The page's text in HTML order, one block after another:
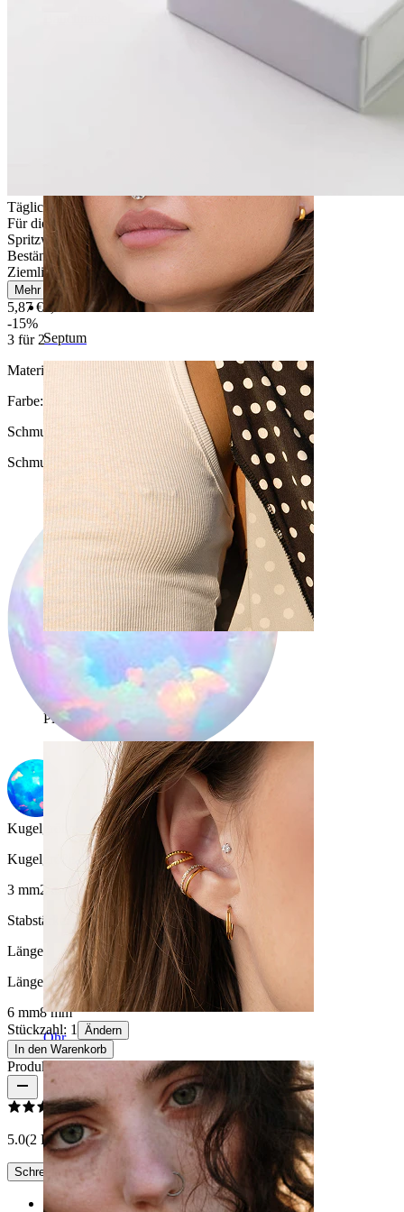
Septum
Brustwarzen
Shoppe nach Piercingart
Piercings
Ohr
Tägliches Tragen
Für die meisten Hauttypen
Spritzwassergeschützt
Beständig
Ziemlich leicht
Mehr lesen
5,87 €6,90 €
-15%
3 für 2
Material:
Chirurgenstahl
Farbe:
Schmucksteinfarbe
Schmucksteinfarbe auswählen
Kugelgröße
Kugelgröße auswählen
3 mm2 mm 4 mm
Stabstärke:
1,2 mm
Länge
Länge auswählen
6 mm8 mm
Stückzahl: 1
Ändern
In den Warenkorb
Produktbewertungen
5.0(2 Bewertungen)
Schreibe eine Bewertung
Rating